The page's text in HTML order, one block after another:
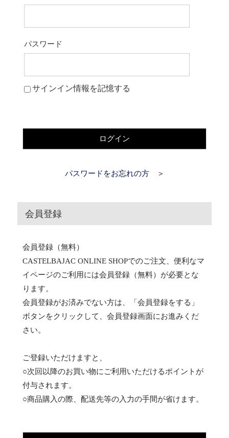
パスワード
サインイン情報を記憶する
ログイン
パスワードをお忘れの方 ＞
会員登録
会員登録（無料）
CASTELBAJAC ONLINE SHOPでのご注文、便利なマ
イページのご利用には会員登録（無料）が必要とな
ります。
会員登録がお済みでない方は、「会員登録をする」
ボタンをクリックして、会員登録画面にお進みくだ
さい。
ご登録いただけますと、
○次回以降のお買い物にご利用いただけるポイントが
付与されます。
○商品購入の際、配送先等の入力の手間が省けます。